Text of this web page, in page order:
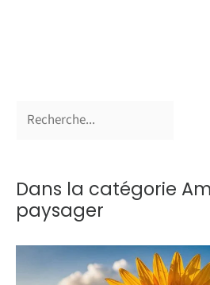
Dans la catégorie
paysager